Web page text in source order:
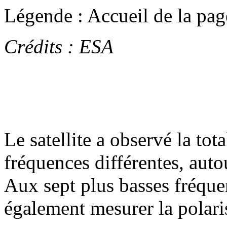
Légende : Accueil de la
Crédits : ESA
Le satellite a observé la
fréquences différentes,
Aux sept plus basses
également mesurer la